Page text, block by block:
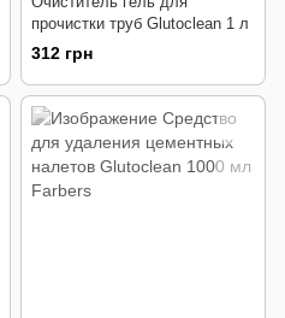
прочистки труб Glutoclean 1 л
312 грн